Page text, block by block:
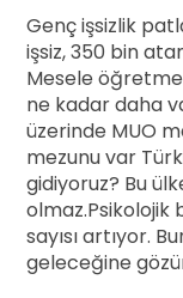
Genç işsizlik
işsiz, 350 bin
Mesele
ne kadar daha
üzerinde MUO
mezunu var
gidiyoruz? Bu
olmaz.Psikolojik
sayısı artıyor.
geleceğine